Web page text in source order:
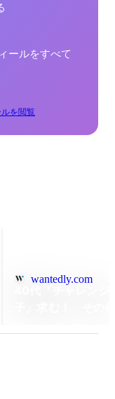
ールをすべて
を閲覧
wantedly.com